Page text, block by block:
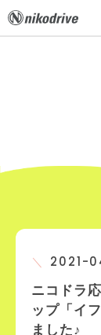
2021-
ニコドラ
ップ「イ
ました♪